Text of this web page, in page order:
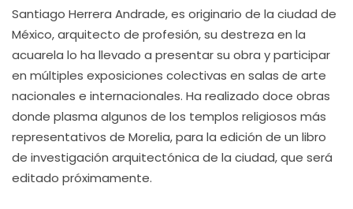
Santiago Herrera Andrade, es originario de la ciudad de
México, arquitecto de profesión, su destreza en la
acuarela lo ha llevado a presentar su obra y participar
en múltiples exposiciones colectivas en salas de arte
nacionales e internacionales. Ha realizado doce obras
donde plasma algunos de los templos religiosos más
representativos de Morelia, para la edición de un libro
de investigación arquitectónica de la ciudad, que será
editado próximamente.